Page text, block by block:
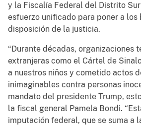
y la Fiscalía Federal del Distrito
esfuerzo unificado para poner a los
disposición de la justicia.
“Durante décadas, organizaciones
extranjeras como el Cártel de
a nuestros niños y cometido actos
inimaginables contra personas
mandato del presidente Trump,
la fiscal general Pamela Bondi.
imputación federal, que se suma a